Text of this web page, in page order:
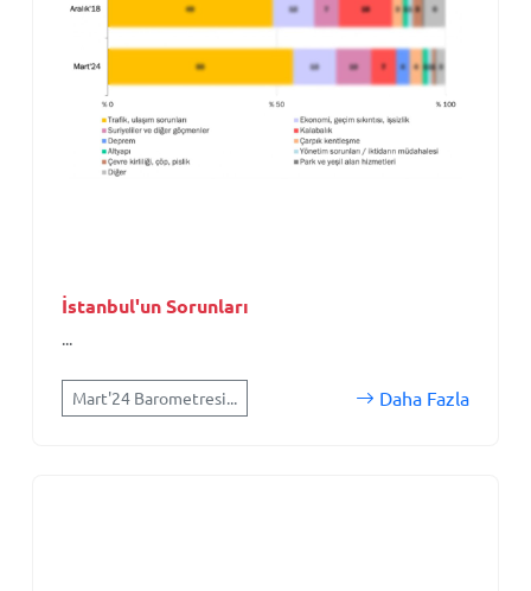
İstanbul'un Sorunları
...
Mart'24 Barometresi... Daha Fazla